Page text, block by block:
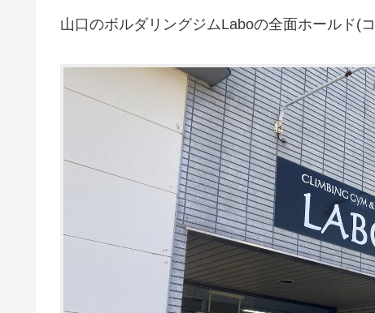
山口のボルダリングジムLaboの全面ホールド(